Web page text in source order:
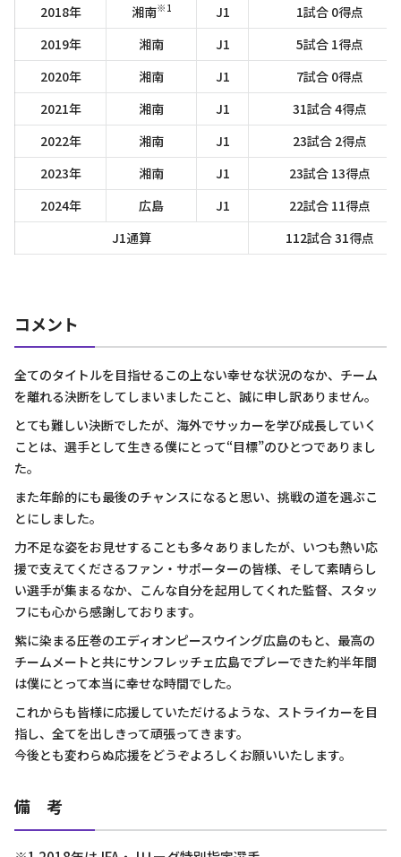
2018年
湘南※1 J1
1試合 0得点
2019年
湘南 J1
5試合 1得点
2020年
湘南 J1
7試合 0得点
2021年
湘南 J1
31試合 4得点
2022年
湘南 J1
23試合 2得点
2023年
湘南 J1
23試合 13得点
2024年
広島 J1
22試合 11得点
J1通算
112試合 31得点
コメント
全てのタイトルを目指せるこの上ない幸せな状況のなか、チーム
を離れる決断をしてしまいましたこと、誠に申し訳ありません。
とても難しい決断でしたが、海外でサッカーを学び成長していく
ことは、選手として生きる僕にとって“目標”のひとつでありまし
た。
また年齢的にも最後のチャンスになると思い、挑戦の道を選ぶこ
とにしました。
力不足な姿をお見せすることも多々ありましたが、いつも熱い応
援で支えてくださるファン・サポーターの皆様、そして素晴らし
い選手が集まるなか、こんな自分を起用してくれた監督、スタッ
フにも心から感謝しております。
紫に染まる圧巻のエディオンピースウイング広島のもと、最高の
チームメートと共にサンフレッチェ広島でプレーできた約半年間
は僕にとって本当に幸せな時間でした。
これからも皆様に応援していただけるような、ストライカーを目
指し、全てを出しきって頑張ってきます。
今後とも変わらぬ応援をどうぞよろしくお願いいたします。
備 考